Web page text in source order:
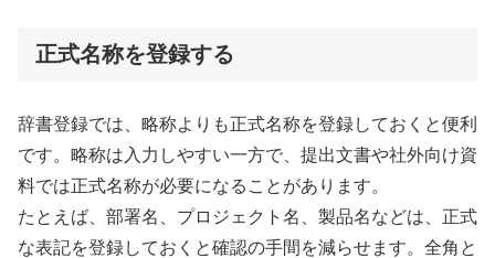
正式名称を登録する
辞書登録では、略称よりも正式名称を登録しておくと便利
です。略称は入力しやすい一方で、提出文書や社外向け資
料では正式名称が必要になることがあります。
たとえば、部署名、プロジェクト名、製品名などは、正式
な表記を登録しておくと確認の手間を減らせます。全角と